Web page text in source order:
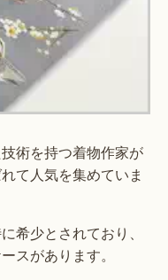
術を持つ着物作家が
て人気を集めていま
希少とされており、
スがあります。